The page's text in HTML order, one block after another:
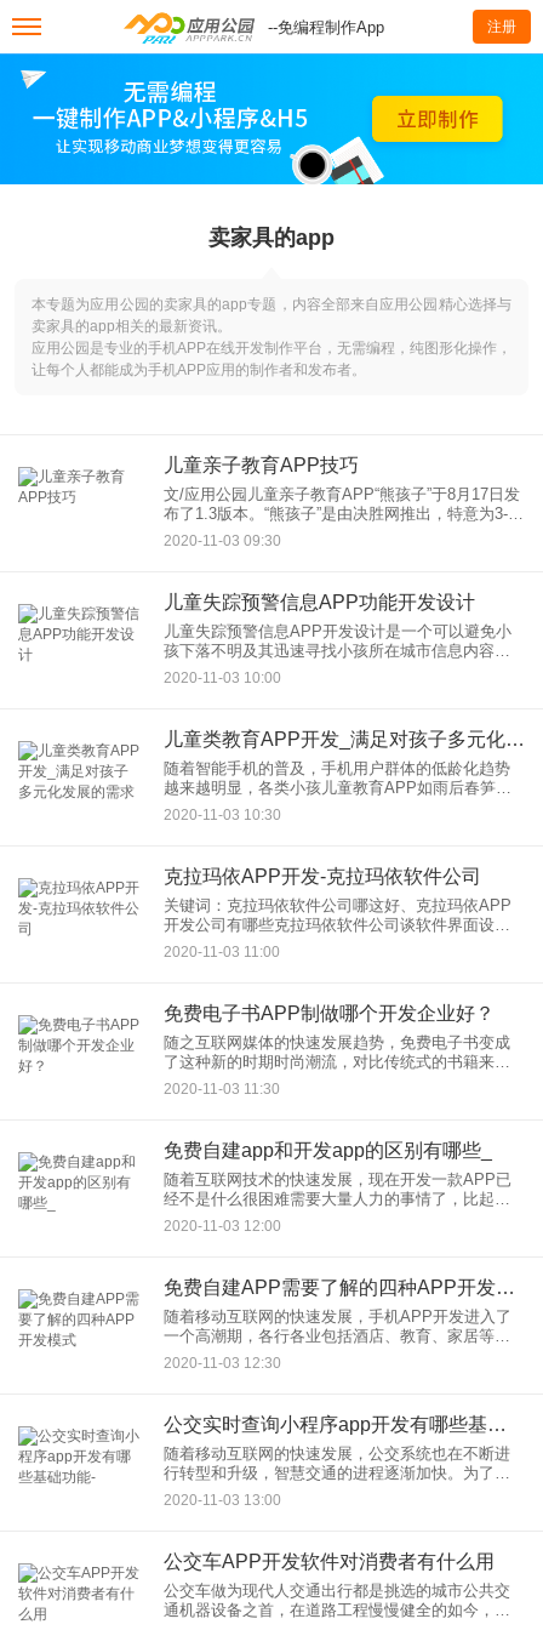
--免编程制作App 注册
卖家具的app
本专题为应用公园的卖家具的app专题，内容全部来自应用公园精心选择与
卖家具的app相关的最新资讯。
应用公园是专业的手机APP在线开发制作平台，无需编程，纯图形化操作，
让每个人都能成为手机APP应用的制作者和发布者。
儿童亲子教育APP技巧
文/应用公园儿童亲子教育APP“熊孩子”于8月17日发
布了1.3版本。“熊孩子”是由决胜网推出，特意为3-12
岁儿童量身定做的一款手机APP,旨在推进儿童素质
教育和加强亲子活动建设。这次新升级的版本，
2020-11-03 09:30
儿童失踪预警信息APP功能开发设计
儿童失踪预警信息APP开发设计是一个可以避免小
孩下落不明及其迅速寻找小孩所在城市信息内容的
手机软件，小孩信息内容短时间内把握，在出现意
外的状况下，可以较大底限地寻找小孩。儿童失踪
2020-11-03 10:00
儿童类教育APP开发_满足对孩子多元化发展的需求
随着智能手机的普及，手机用户群体的低龄化趋势
越来越明显，各类小孩儿童教育APP如雨后春笋冒
被开发出来。据媒体统计，目前我国专门面向12岁
以下儿童小孩教育APP的总数量已超过4万个，约占
2020-11-03 10:30
克拉玛依APP开发-克拉玛依软件公司
关键词：克拉玛依软件公司哪这好、克拉玛依APP
开发公司有哪些克拉玛依软件公司谈软件界面设计
原则什么是软件设计？软件开发设计是基于工程设
计与艺术设计。一方面软件设计要从工程师的角度
2020-11-03 11:00
免费电子书APP制做哪个开发企业好？
随之互联网媒体的快速发展趋势，免费电子书变成
了这种新的时期时尚潮流，对比传统式的书籍来
讲，免费电子书基本上是永桓存有的，不发生意
外，基础不容易不太好。次之，免费电子书升级更
2020-11-03 11:30
免费自建app和开发app的区别有哪些_
随着互联网技术的快速发展，现在开发一款APP已
经不是什么很困难需要大量人力的事情了，比起自
己搭建团队来开发，似乎使用在线app制作平台免费
制作APP要更简单和更加节约成本，但是在线模板
2020-11-03 12:00
免费自建APP需要了解的四种APP开发模式
随着移动互联网的快速发展，手机APP开发进入了
一个高潮期，各行各业包括酒店、教育、家居等传
统行业都开始着手开发专属自己的APP。你是否也
想加其中，为自己另辟途径，打造一款属于自己的
2020-11-03 12:30
公交实时查询小程序app开发有哪些基础功能-
随着移动互联网的快速发展，公交系统也在不断进
行转型和升级，智慧交通的进程逐渐加快。为了给
人们的日常出行提供便利，公交实时查询小程序开
发应运而生。经常有人在网上咨询应用公园“公交查
2020-11-03 13:00
公交车APP开发软件对消费者有什么用
公交车做为现代人交通出行都是挑选的城市公共交
通机器设备之首，在道路工程慢慢健全的如今，公